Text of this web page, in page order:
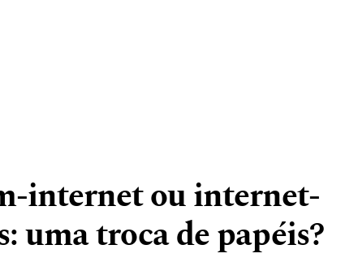
internet ou internet-
uma troca de papéis?